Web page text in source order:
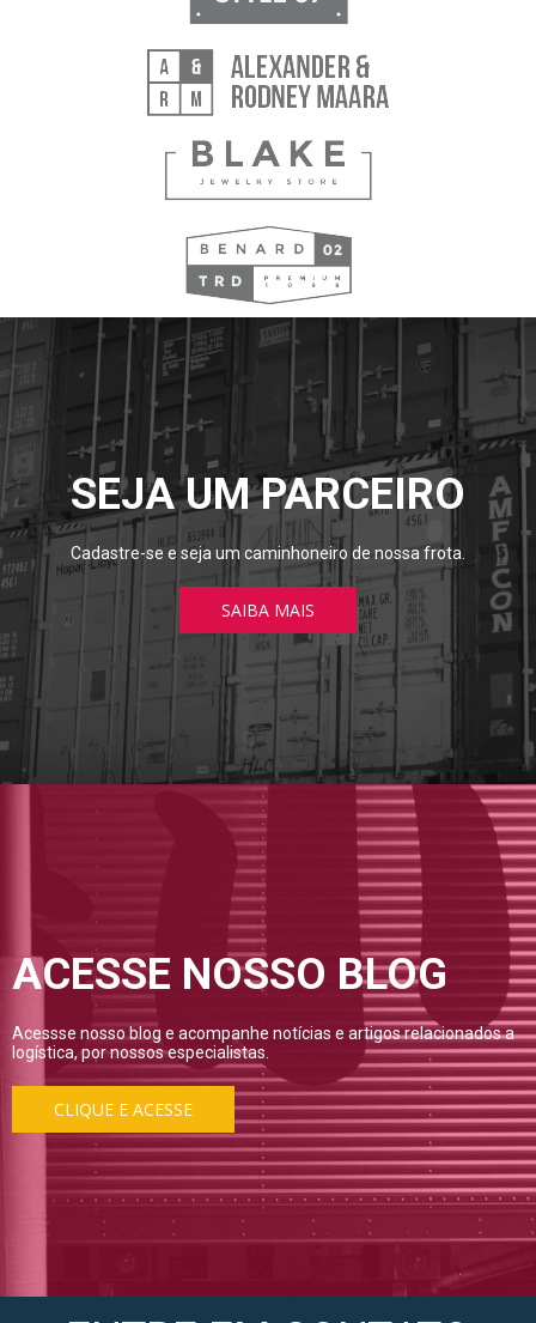
SEJA UM PARCEIRO
Cadastre-se e seja um caminhoneiro de nossa frota.
SAIBA MAIS
ACESSE NOSSO BLOG
Acessse nosso blog e acompanhe notícias e artigos relacionados a
logística, por nossos especialistas.
CLIQUE E ACESSE